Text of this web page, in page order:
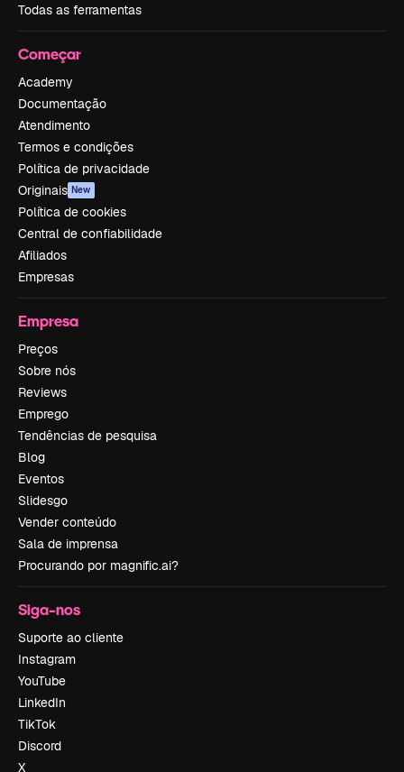
Todas as ferramentas
Começar
Academy
Documentação
Atendimento
Termos e condições
Política de privacidade
Originais New
Política de cookies
Central de confiabilidade
Afiliados
Empresas
Empresa
Preços
Sobre nós
Reviews
Emprego
Tendências de pesquisa
Blog
Eventos
Slidesgo
Vender conteúdo
Sala de imprensa
Procurando por magnific.ai?
Siga-nos
Suporte ao cliente
Instagram
YouTube
LinkedIn
TikTok
Discord
X